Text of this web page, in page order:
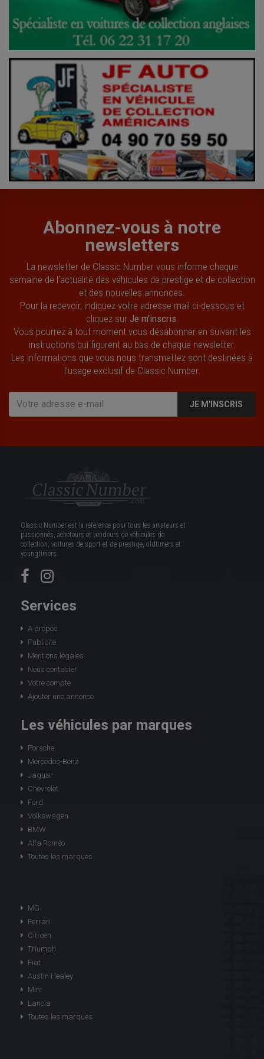
Abonnez-vous à notre
newsletters
La newsletter de Classic Number vous informe chaque
semaine de l’actualité des véhicules de prestige et de collection
et des nouvelles annonces.
Pour la recevoir, indiquez votre adresse mail ci-dessous et
cliquez sur Je m'inscris
Vous pourrez à tout moment vous désabonner en suivant les
instructions qui figurent au bas de chaque newsletter.
Les informations que vous nous transmettez sont destinées à
l’usage exclusif de Classic Number.
JE M'INSCRIS
Classic Number est la référence pour tous les amateurs et
passionnés, acheteurs et vendeurs de véhicules de
collection, voitures de sport et de prestige, oldtimers et
youngtimers.
Services
A propos
Publicité
Mentions légales
Nous contacter
Votre compte
Ajouter une annonce
Les véhicules par marques
Porsche
Mercedes-Benz
Jaguar
Chevrolet
Ford
Volkswagen
BMW
Alfa Roméo
Toutes les marques
MG
Ferrari
Citroen
Triumph
Fiat
Austin Healey
Mini
Lancia
Toutes les marques